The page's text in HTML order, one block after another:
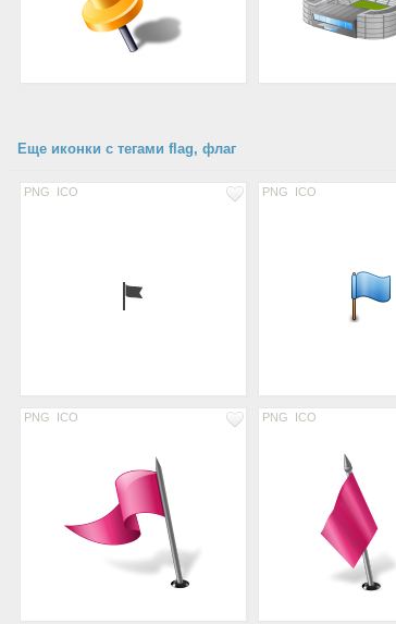
Еще иконки с тегами flag, флаг
PNG ICO PNG ICO
PNG ICO PNG ICO